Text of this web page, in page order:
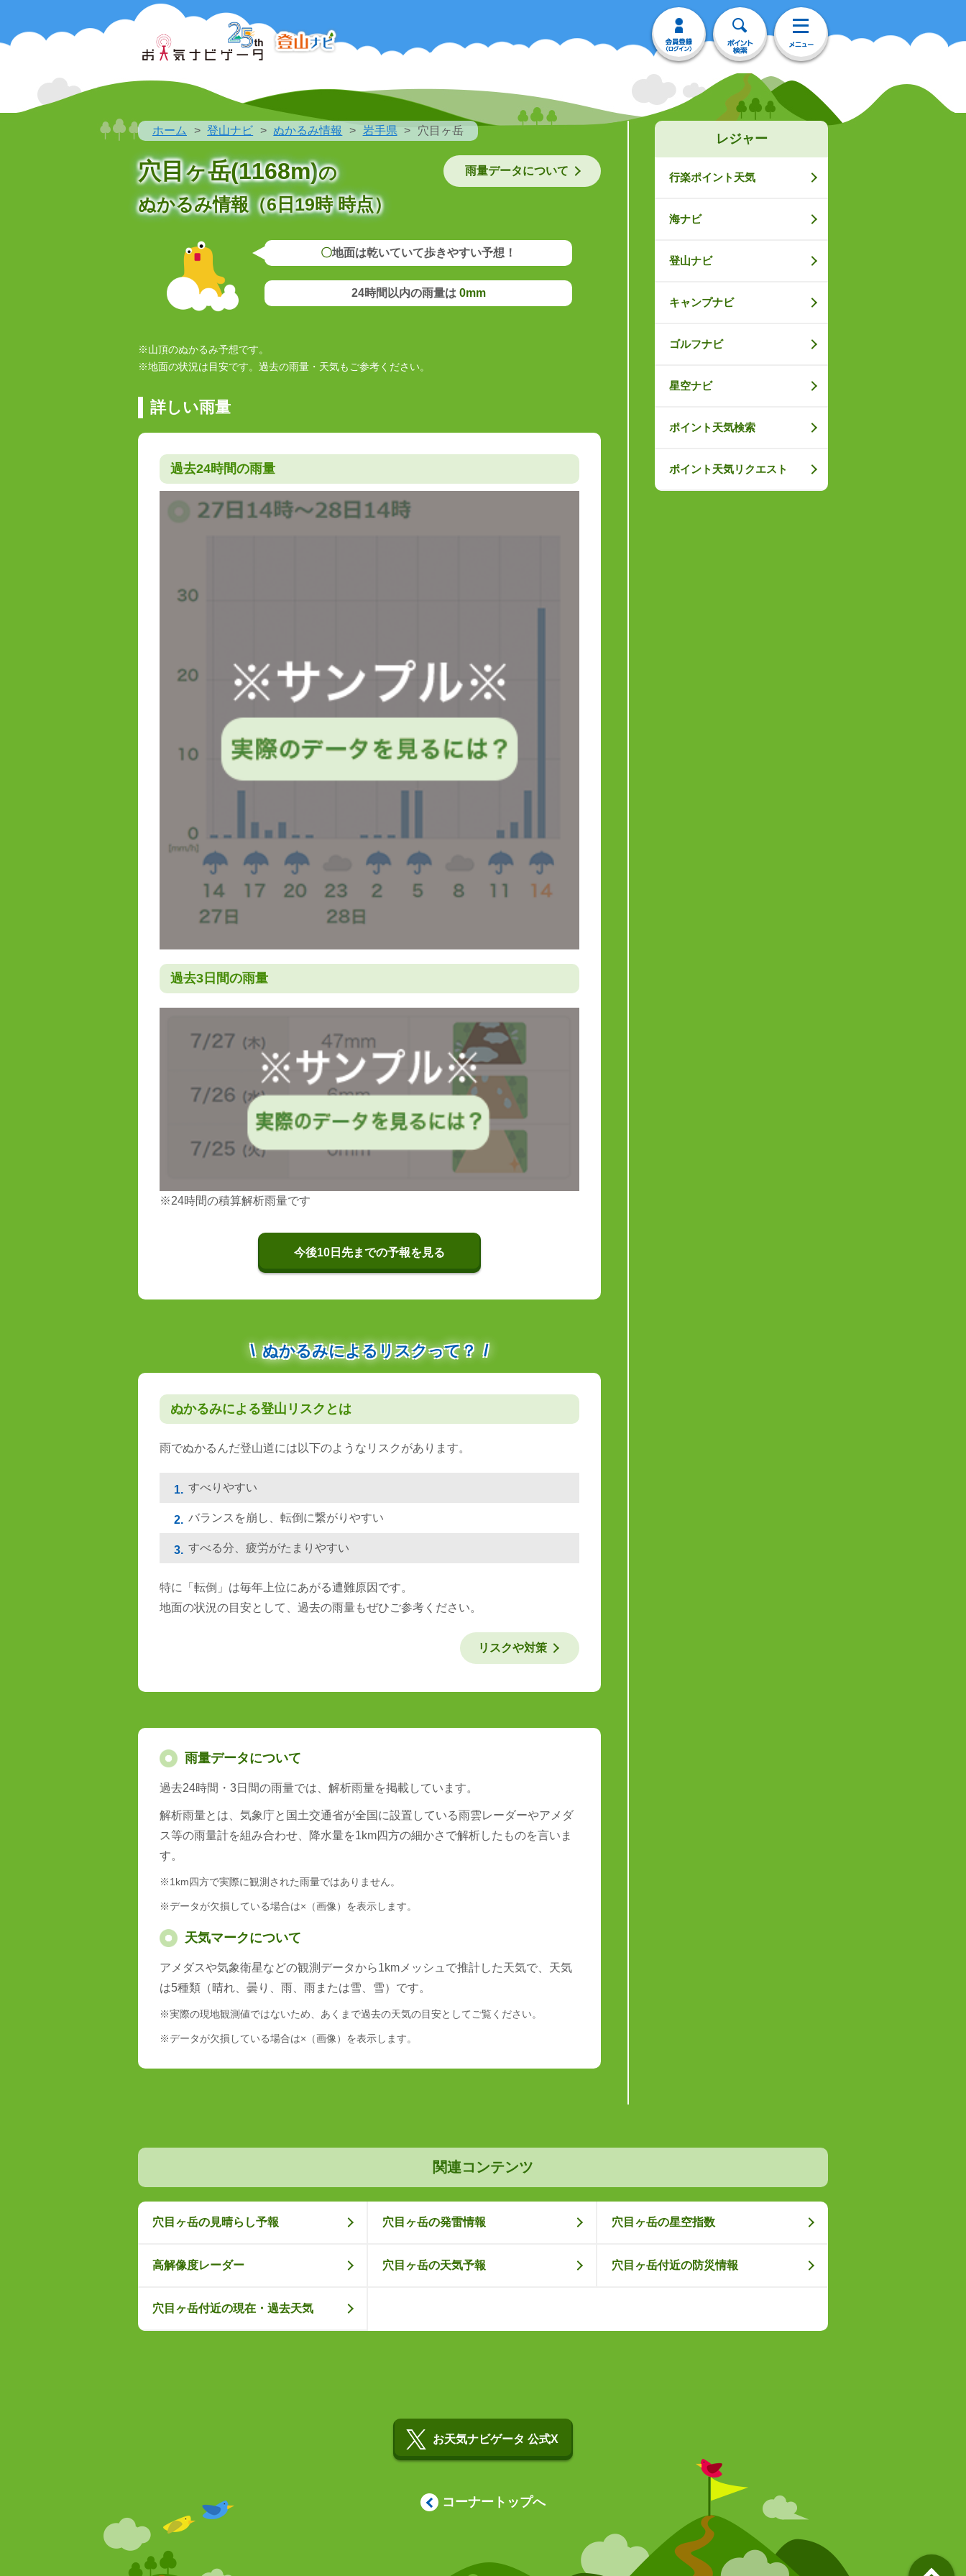
ホーム 登山ナビ ぬかるみ情報 岩手県 穴目ヶ岳
穴目ヶ岳(1168m)の
ぬかるみ情報（6日19時 時点）
雨量データについて
〇地面は乾いていて歩きやすい予想！
24時間以内の雨量は 0mm
※山頂のぬかるみ予想です。
※地面の状況は目安です。過去の雨量・天気もご参考ください。
詳しい雨量
過去24時間の雨量
過去3日間の雨量
※24時間の積算解析雨量です
今後10日先までの予報を見る
ぬかるみによるリスクって？
ぬかるみによる登山リスクとは
雨でぬかるんだ登山道には以下のようなリスクがあります。
1. すべりやすい
2. バランスを崩し、転倒に繋がりやすい
3. すべる分、疲労がたまりやすい
特に「転倒」は毎年上位にあがる遭難原因です。
地面の状況の目安として、過去の雨量もぜひご参考ください。
リスクや対策
雨量データについて
過去24時間・3日間の雨量では、解析雨量を掲載しています。
解析雨量とは、気象庁と国土交通省が全国に設置している雨雲レーダーやアメダ
ス等の雨量計を組み合わせ、降水量を1km四方の細かさで解析したものを言いま
す。
※1km四方で実際に観測された雨量ではありません。
※データが欠損している場合は×（画像）を表示します。
天気マークについて
アメダスや気象衛星などの観測データから1kmメッシュで推計した天気で、天気
は5種類（晴れ、曇り、雨、雨または雪、雪）です。
※実際の現地観測値ではないため、あくまで過去の天気の目安としてご覧ください。
※データが欠損している場合は×（画像）を表示します。
レジャー
行楽ポイント天気
海ナビ
登山ナビ
キャンプナビ
ゴルフナビ
星空ナビ
ポイント天気検索
ポイント天気リクエスト
関連コンテンツ
穴目ヶ岳の見晴らし予報 穴目ヶ岳の発雷情報 穴目ヶ岳の星空指数
高解像度レーダー 穴目ヶ岳の天気予報 穴目ヶ岳付近の防災情報
穴目ヶ岳付近の現在・過去天気
お天気ナビゲータ 公式X
コーナートップへ